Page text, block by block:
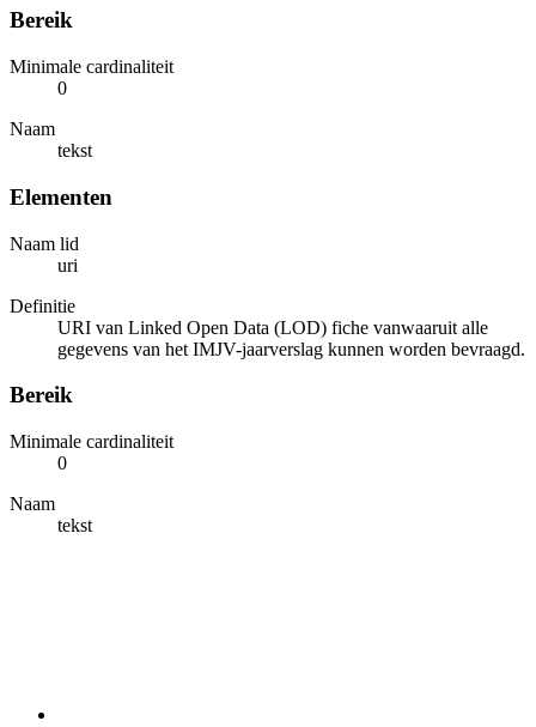
Bereik
Minimale cardinaliteit
0
Naam
tekst
Elementen
Naam lid
uri
Definitie
URI van Linked Open Data (LOD) fiche vanwaaruit alle
gegevens van het IMJV-jaarverslag kunnen worden bevraagd.
Bereik
Minimale cardinaliteit
0
Naam
tekst